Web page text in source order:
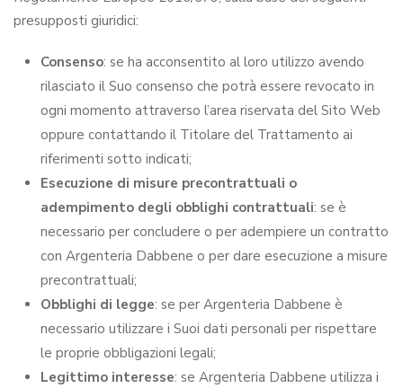
presupposti giuridici:
Consenso: se ha acconsentito al loro utilizzo avendo
rilasciato il Suo consenso che potrà essere revocato in
ogni momento attraverso l’area riservata del Sito Web
oppure contattando il Titolare del Trattamento ai
riferimenti sotto indicati;
Esecuzione di misure precontrattuali o
adempimento degli obblighi contrattuali: se è
necessario per concludere o per adempiere un contratto
con Argenteria Dabbene o per dare esecuzione a misure
precontrattuali;
Obblighi di legge: se per Argenteria Dabbene è
necessario utilizzare i Suoi dati personali per rispettare
le proprie obbligazioni legali;
Legittimo interesse: se Argenteria Dabbene utilizza i